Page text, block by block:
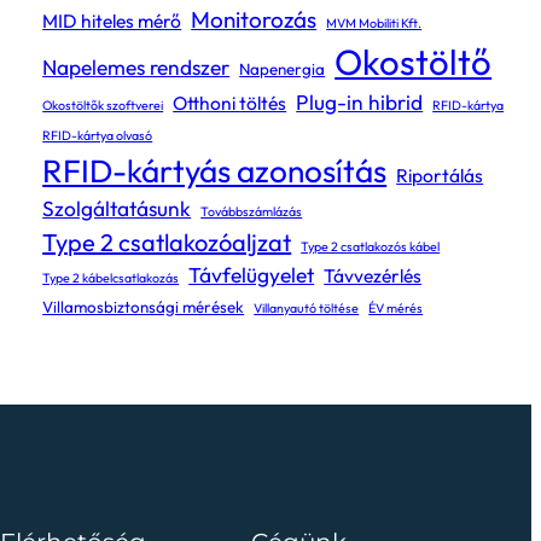
MID hiteles mérő Monitorozás MVM Mobiliti Kft.
Napelemes rendszer Napenergia Okostöltő
Okostöltők szoftverei Otthoni töltés Plug-in hibrid
RFID-kártya
RFID-kártya olvasó
RFID-kártyás azonosítás Riportálás
Szolgáltatásunk Továbbszámlázás
Type 2 csatlakozóaljzat Type 2 csatlakozós kábel
Type 2 kábelcsatlakozás Távfelügyelet Távvezérlés
Villamosbiztonsági mérések Villanyautó töltése ÉV mérés